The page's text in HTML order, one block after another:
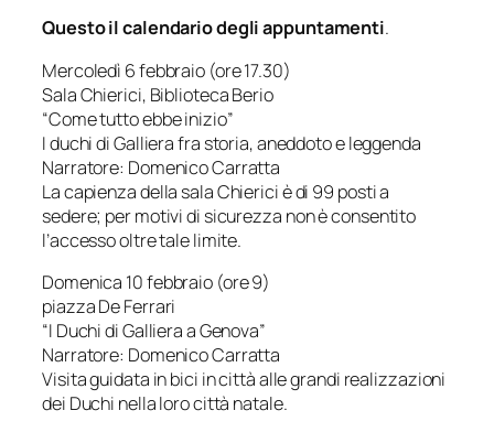
Questo il calendario degli appuntamenti.
Mercoledì 6 febbraio (ore 17.30)
Sala Chierici, Biblioteca Berio
“Come tutto ebbe inizio”
I duchi di Galliera fra storia, aneddoto e leggenda
Narratore: Domenico Carratta
La capienza della sala Chierici è di 99 posti a
sedere; per motivi di sicurezza non è consentito
l’accesso oltre tale limite.
Domenica 10 febbraio (ore 9)
piazza De Ferrari
“I Duchi di Galliera a Genova”
Narratore: Domenico Carratta
Visita guidata in bici in città alle grandi realizzazioni
dei Duchi nella loro città natale.